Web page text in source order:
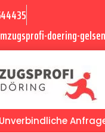
doering-
Unverbindliche